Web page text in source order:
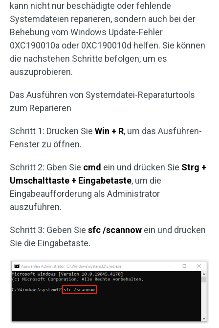
kann nicht nur beschädigte oder fehlende
Systemdateien reparieren, sondern auch bei der
Behebung vom Windows Update-Fehler
0XC190010a oder 0XC190010d helfen. Sie können
die nachstehen Schritte befolgen, um es
auszuprobieren.
Das Ausführen von Systemdatei-Reparaturtools
zum Reparieren
Schritt 1: Drücken Sie Win + R, um das Ausführen-
Fenster zu öffnen.
Schritt 2: Gben Sie cmd ein und drücken Sie Strg +
Umschalttaste + Eingabetaste, um die
Eingabeaufforderung als Administrator
auszuführen.
Schritt 3: Geben Sie sfc /scannow ein und drücken
Sie die Eingabetaste.